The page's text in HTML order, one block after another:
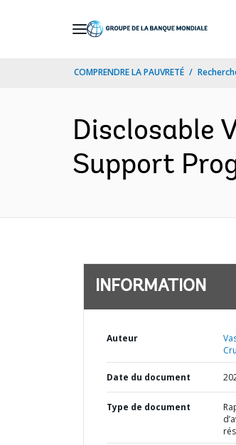
COMPRENDRE LA PAUVRETÉ
Disclosable
Support
INFORMATION
Auteur
Date du document
Type de document